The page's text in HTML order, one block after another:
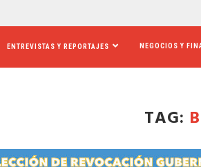
ENTREVISTAS Y REPORTAJES NEGOCIOS Y
TAG: